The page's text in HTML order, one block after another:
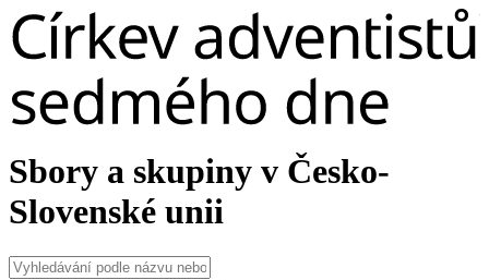
Sbory a skupiny v Česko-
Slovenské unii